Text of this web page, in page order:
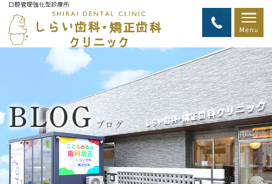
口腔管理強化型診療所
BLOG ブログ